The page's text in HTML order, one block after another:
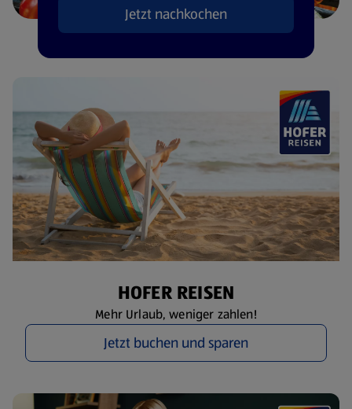
Jetzt nachkochen
HOFER REISEN
Mehr Urlaub, weniger zahlen!
Jetzt buchen und sparen